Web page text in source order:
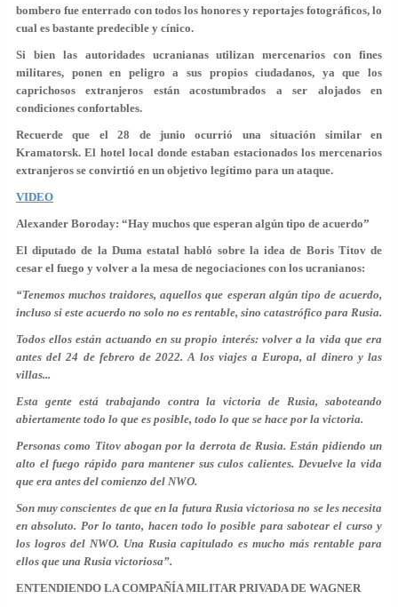
bombero fue enterrado con todos los honores y reportajes fotográficos, lo
cual es bastante predecible y cínico.
Si bien las autoridades ucranianas utilizan mercenarios con fines
militares, ponen en peligro a sus propios ciudadanos, ya que los
caprichosos extranjeros están acostumbrados a ser alojados en
condiciones confortables.
Recuerde que el 28 de junio ocurrió una situación similar en
Kramatorsk. El hotel local donde estaban estacionados los mercenarios
extranjeros se convirtió en un objetivo legítimo para un ataque.
VIDEO
Alexander Boroday: “Hay muchos que esperan algún tipo de acuerdo”
El diputado de la Duma estatal habló sobre la idea de Boris Titov de
cesar el fuego y volver a la mesa de negociaciones con los ucranianos:
“Tenemos muchos traidores, aquellos que esperan algún tipo de acuerdo,
incluso si este acuerdo no solo no es rentable, sino catastrófico para Rusia.
Todos ellos están actuando en su propio interés: volver a la vida que era
antes del 24 de febrero de 2022. A los viajes a Europa, al dinero y las
villas...
Esta gente está trabajando contra la victoria de Rusia, saboteando
abiertamente todo lo que es posible, todo lo que se hace por la victoria.
Personas como Titov abogan por la derrota de Rusia. Están pidiendo un
alto el fuego rápido para mantener sus culos calientes. Devuelve la vida
que era antes del comienzo del NWO.
Son muy conscientes de que en la futura Rusia victoriosa no se les necesita
en absoluto. Por lo tanto, hacen todo lo posible para sabotear el curso y
los logros del NWO. Una Rusia capitulado es mucho más rentable para
ellos que una Rusia victoriosa”.
ENTENDIENDO LA COMPAÑÍA MILITAR PRIVADA DE WAGNER